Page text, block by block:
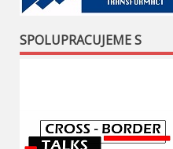
SPOLUPRACUJEME S